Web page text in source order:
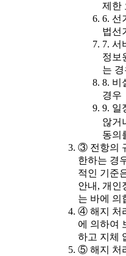
제한
6. 선
법선
7. 서
정보
는 경
8. 비
경우
9. 일
않거
동의
③ 전항의
한하는 경
적인 기준
안내, 개인
는 바에 의
④ 해지 처
에 의하여
하고 지체
⑤ 해지 처